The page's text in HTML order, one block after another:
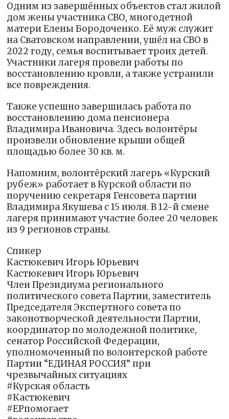
Одним из завершённых объектов стал жилой
дом жены участника СВО, многодетной
матери Елены Бородоченко. Её муж служит
на Сватовском направлении, ушёл на СВО в
2022 году, семья воспитывает троих детей.
Участники лагеря провели работы по
восстановлению кровли, а также устранили
все повреждения.
Также успешно завершилась работа по
восстановлению дома пенсионера
Владимира Ивановича. Здесь волонтёры
произвели обновление крыши общей
площадью более 30 кв. м.
Напомним, волонтёрский лагерь «Курский
рубеж» работает в Курской области по
поручению секретаря Генсовета партии
Владимира Якушева с 15 июля. В 12-й смене
лагеря принимают участие более 20 человек
из 9 регионов страны.
Спикер
Кастюкевич Игорь Юрьевич
Кастюкевич Игорь Юрьевич
Член Президиума регионального
политического совета Партии, заместитель
Председателя Экспертного совета по
законотворческой деятельности Партии,
координатор по молодежной политике,
сенатор Российской Федерации,
уполномоченный по волонтерской работе
Партии “ЕДИНАЯ РОССИЯ” при
чрезвычайных ситуациях
#Курская область
#Кастюкевич
#ЕРпомогает